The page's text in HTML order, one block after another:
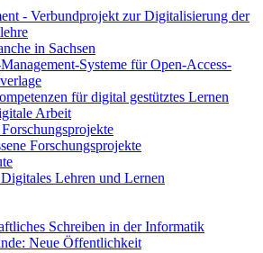
- Verbundprojekt zur Digitalisierung der
in Sachsen
Systeme für Open-Access-
für digital gestütztes Lernen
Arbeit
Forschungsprojekte
Lehren und Lernen
Schreiben in der Informatik
Neue Öffentlichkeit